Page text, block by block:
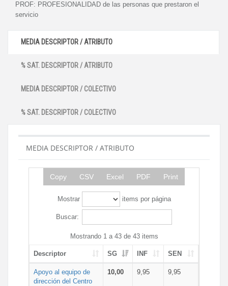
PROF: PROFESIONALIDAD de las personas que prestaron el
servicio
MEDIA DESCRIPTOR / ATRIBUTO
% SAT. DESCRIPTOR / ATRIBUTO
MEDIA DESCRIPTOR / COLECTIVO
% SAT. DESCRIPTOR / COLECTIVO
MEDIA DESCRIPTOR / ATRIBUTO
Copy CSV Excel PDF Print
Mostrar items por página
Buscar:
Mostrando 1 a 43 de 43 items
Descriptor SG INF SEN
Apoyo al equipo de
dirección del Centro
10,00 9,95 9,95